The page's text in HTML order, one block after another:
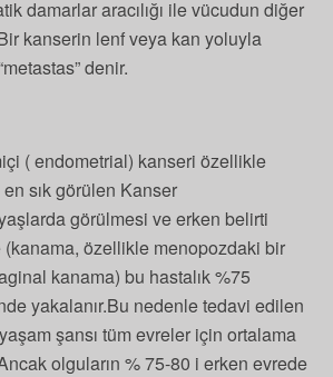
damarlar aracılığı ile vücudun diğer
kanserin lenf veya kan yoluyla
denir.
( endometrial) kanseri özellikle
sık görülen Kanser
görülmesi ve erken belirti
özellikle menopozdaki bir
kanama) bu hastalık %75
yakalanır.Bu nedenle tedavi edilen
şansı tüm evreler için ortalama
olguların % 75-80 i erken evrede